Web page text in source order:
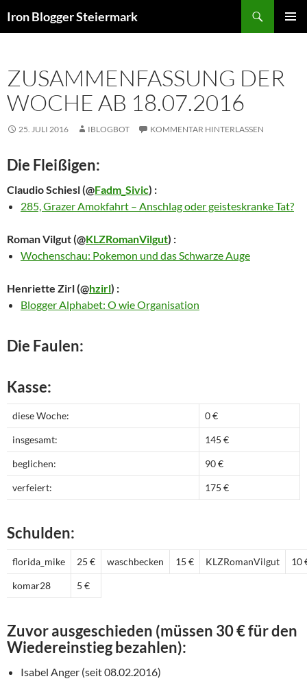
Inhalt
Iron Blogger Steiermark
ZUSAMMENFASSUNG DER
WOCHE AB 18.07.2016
25. JULI 2016 IBLOGBOT KOMMENTAR HINTERLASSEN
Die Fleißigen:
Claudio Schiesl(@Fadm_Sivic) :
285, Grazer Amokfahrt – Anschlag oder geisteskranke Tat?
Roman Vilgut(@KLZRomanVilgut) :
Wochenschau: Pokemon und das Schwarze Auge
Henriette Zirl(@hzirl) :
Blogger Alphabet: O wie Organisation
Die Faulen:
Kasse:
diese Woche: 0 €
insgesamt: 145 €
beglichen: 90 €
verfeiert: 175 €
Schulden:
florida_mike 25 € waschbecken 15 € KLZRomanVilgut 10
komar28 5 €
Zuvor ausgeschieden (müssen 30 € für den
Wiedereinstieg bezahlen):
Isabel Anger (seit 08.02.2016)